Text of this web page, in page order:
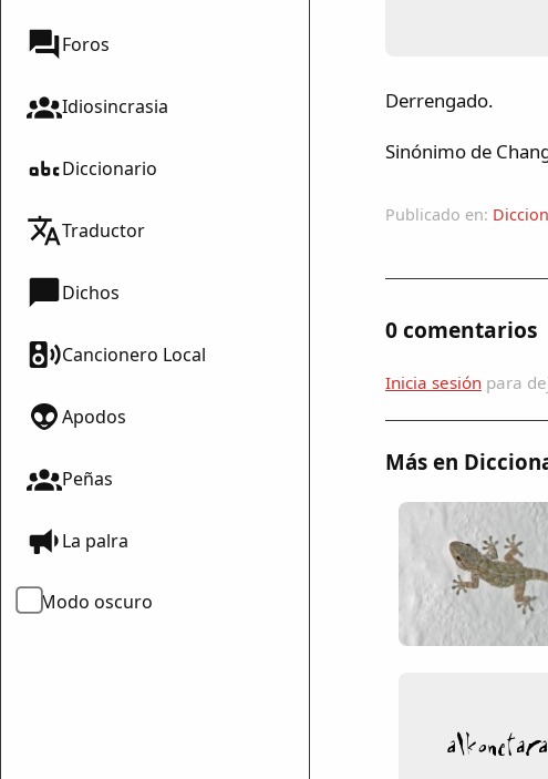
Foros
Idiosincrasia
Diccionario
Traductor
Dichos
Cancionero Local
Apodos
Peñas
La palra
Modo oscuro
Derrengado.
Sinónimo de
Publicado en:
0 comentarios
Inicia sesión para
Más en